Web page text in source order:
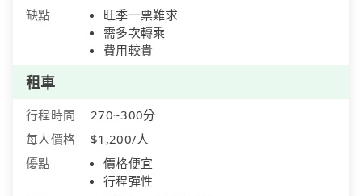
缺點
旺季一票難求
需多次轉乘
費用較貴
租車
行程時間
270~300分
每人價格
$1,200/人
優點
價格便宜
行程彈性